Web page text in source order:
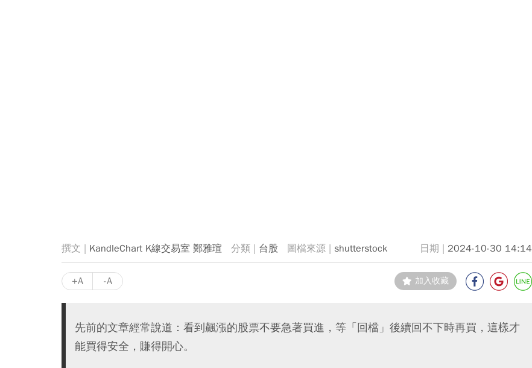
KandleChart K線交易室 鄭雅瑄 台股 shutterstock 2024-10-30 14:14
+A -A 加入收藏
先前的文章經常說道：看到飆漲的股票不要急著買進，等「回檔」後續回不下時再買，這樣才
能買得安全，賺得開心。